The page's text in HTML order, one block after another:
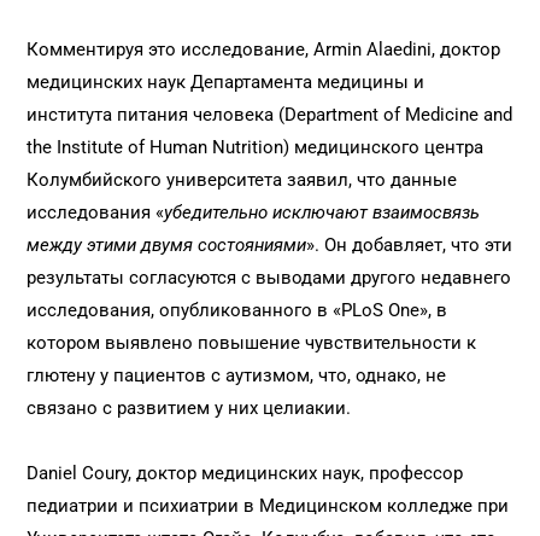
Комментируя это исследование, Armin Alaedini, доктор
медицинских наук Департамента медицины и
института питания человека (Department of Medicine and
the Institute of Human Nutrition) медицинского центра
Колумбийского университета заявил, что данные
исследования «убедительно исключают взаимосвязь
между этими двумя состояниями». Он добавляет, что эти
результаты согласуются с выводами другого недавнего
исследования, опубликованного в «PLoS One», в
котором выявлено повышение чувствительности к
глютену у пациентов с аутизмом, что, однако, не
связано с развитием у них целиакии.
Daniel Coury, доктор медицинских наук, профессор
педиатрии и психиатрии в Медицинском колледже при